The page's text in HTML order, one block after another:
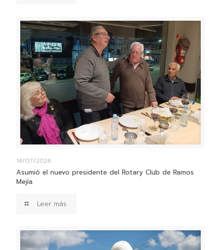
14/07/2026
Asumió el nuevo presidente del Rotary Club de Ramos
Mejía
Leer más